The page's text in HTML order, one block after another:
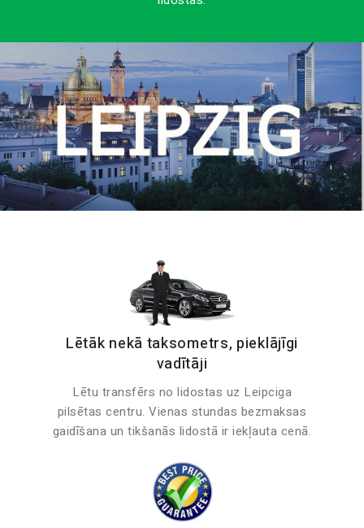
Lētāk nekā taksometrs, pieklājīgi
vadītāji
Lētu transfērs no lidostas uz Leipciga
pilsētas centru. Vienas stundas bezmaksas
gaidīšana un tikšanās lidostā ir iekļauta cenā.